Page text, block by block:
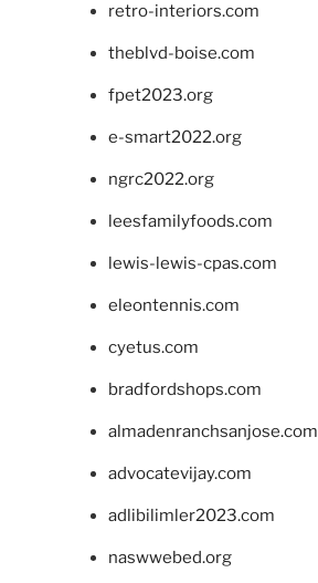
retro-interiors.com
theblvd-boise.com
fpet2023.org
e-smart2022.org
ngrc2022.org
leesfamilyfoods.com
lewis-lewis-cpas.com
eleontennis.com
cyetus.com
bradfordshops.com
almadenranchsanjose.com
advocatevijay.com
adlibilimler2023.com
naswwebed.org